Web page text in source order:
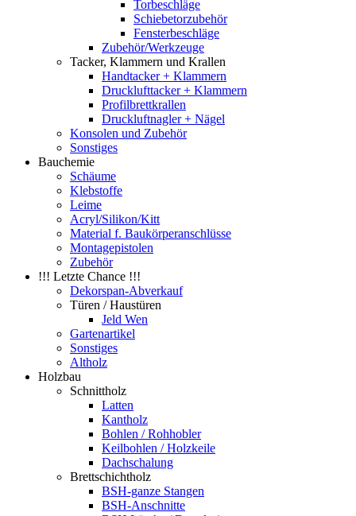
Torbeschläge
Schiebetorzubehör
Fensterbeschläge
Zubehör/Werkzeuge
Tacker, Klammern und Krallen
Handtacker + Klammern
Drucklufttacker + Klammern
Profilbrettkrallen
Druckluftnagler + Nägel
Konsolen und Zubehör
Sonstiges
Bauchemie
Schäume
Klebstoffe
Leime
Acryl/Silikon/Kitt
Material f. Baukörperanschlüsse
Montagepistolen
Zubehör
!!! Letzte Chance !!!
Dekorspan-Abverkauf
Türen / Haustüren
Jeld Wen
Gartenartikel
Sonstiges
Altholz
Holzbau
Schnittholz
Latten
Kantholz
Bohlen / Rohhobler
Keilbohlen / Holzkeile
Dachschalung
Brettschichtholz
BSH-ganze Stangen
BSH-Anschnitte